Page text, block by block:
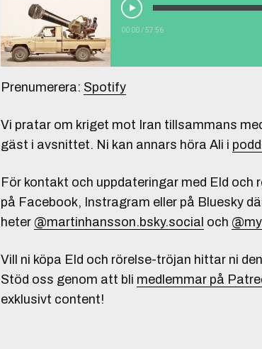
00:00/57:56
Prenumerera: Spotify
Vi pratar om kriget mot Iran tillsammans
gäst i avsnittet. Ni kan annars höra Ali i
För kontakt och uppdateringar med Eld och
på Facebook, Instragram eller på Bluesky
heter @martinhansson.bsky.social och
Vill ni köpa Eld och rörelse-tröjan hittar ni
Stöd oss genom att bli medlemmar på
exklusivt content!